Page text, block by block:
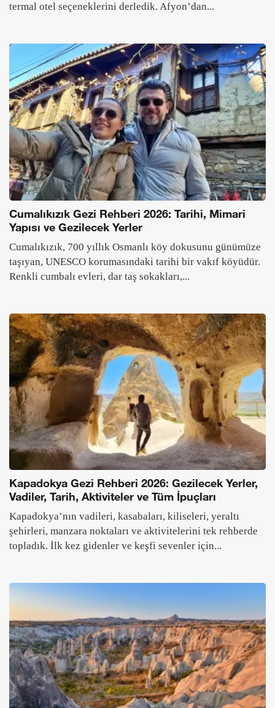
termal otel seçeneklerini derledik. Afyon’dan...
Cumalıkızık Gezi Rehberi 2026: Tarihi, Mimari
Yapısı ve Gezilecek Yerler
Cumalıkızık, 700 yıllık Osmanlı köy dokusunu günümüze
taşıyan, UNESCO korumasındaki tarihi bir vakıf köyüdür.
Renkli cumbalı evleri, dar taş sokakları,...
Kapadokya Gezi Rehberi 2026: Gezilecek Yerler,
Vadiler, Tarih, Aktiviteler ve Tüm İpuçları
Kapadokya’nın vadileri, kasabaları, kiliseleri, yeraltı
şehirleri, manzara noktaları ve aktivitelerini tek rehberde
topladık. İlk kez gidenler ve keşfi sevenler için...